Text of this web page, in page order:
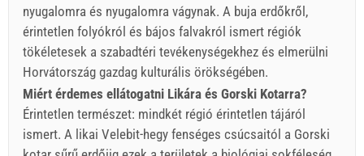
nyugalomra és nyugalomra vágynak. A buja erdőkről,
érintetlen folyókról és bájos falvakról ismert régiók
tökéletesek a szabadtéri tevékenységekhez és elmerülni
Horvátország gazdag kulturális örökségében.
Miért érdemes ellátogatni Likára és Gorski Kotarra?
Érintetlen természet: mindkét régió érintetlen tájáról
ismert. A likai Velebit-hegy fenséges csúcsaitól a Gorski